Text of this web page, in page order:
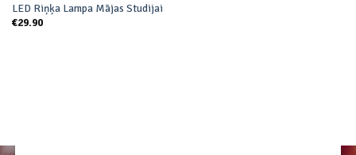
LED Riņķa Lampa Mājas Studijai
€29.90